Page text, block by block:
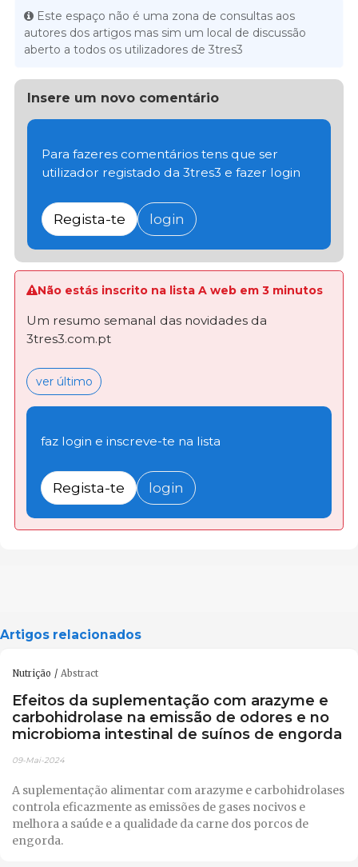
Este espaço não é uma zona de consultas aos
autores dos artigos mas sim um local de discussão
aberto a todos os utilizadores de 3tres3
Insere um novo comentário
Para fazeres comentários tens que ser
utilizador registado da 3tres3 e fazer login
Regista-te login
Não estás inscrito na lista A web em 3 minutos
Um resumo semanal das novidades da
3tres3.com.pt
ver último
faz login e inscreve-te na lista
Regista-te login
Artigos relacionados
Nutrição Abstract
Efeitos da suplementação com arazyme e
carbohidrolase na emissão de odores e no
microbioma intestinal de suínos de engorda
09-Mai-2024
A suplementação alimentar com arazyme e carbohidrolases
controla eficazmente as emissões de gases nocivos e
melhora a saúde e a qualidade da carne dos porcos de
engorda.